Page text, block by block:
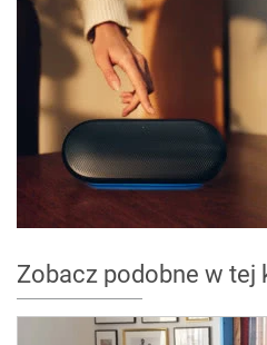
Zobacz podobne w tej